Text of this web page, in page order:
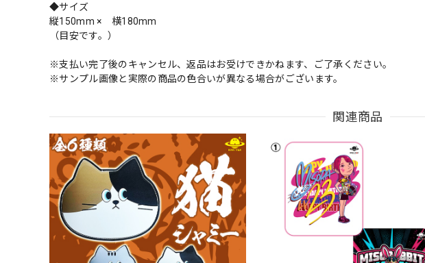
◆サイズ
縦150mm × 横180mm
（目安です。）
※支払い完了後のキャンセル、返品はお受けできかねます、ご了承ください。
※サンプル画像と実際の商品の色合いが異なる場合がございます。
関連商品